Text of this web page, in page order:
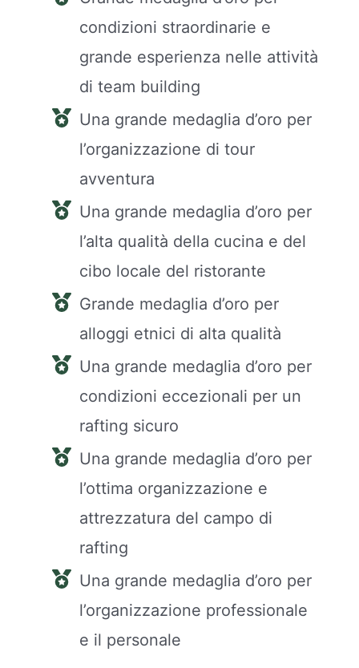
condizioni straordinarie e
grande esperienza nelle attività
di team building
Una grande medaglia d’oro per
l’organizzazione di tour
avventura
Una grande medaglia d’oro per
l’alta qualità della cucina e del
cibo locale del ristorante
Grande medaglia d’oro per
alloggi etnici di alta qualità
Una grande medaglia d’oro per
condizioni eccezionali per un
rafting sicuro
Una grande medaglia d’oro per
l’ottima organizzazione e
attrezzatura del campo di
rafting
Una grande medaglia d’oro per
l’organizzazione professionale
e il personale